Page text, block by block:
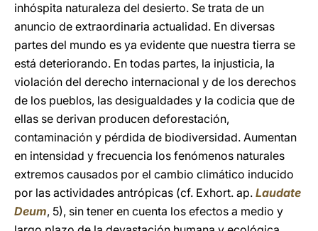
inhóspita naturaleza del desierto. Se trata de un
anuncio de extraordinaria actualidad. En diversas
partes del mundo es ya evidente que nuestra tierra se
está deteriorando. En todas partes, la injusticia, la
violación del derecho internacional y de los derechos
de los pueblos, las desigualdades y la codicia que de
ellas se derivan producen deforestación,
contaminación y pérdida de biodiversidad. Aumentan
en intensidad y frecuencia los fenómenos naturales
extremos causados por el cambio climático inducido
por las actividades antrópicas (cf. Exhort. ap. Laudate
Deum, 5), sin tener en cuenta los efectos a medio y